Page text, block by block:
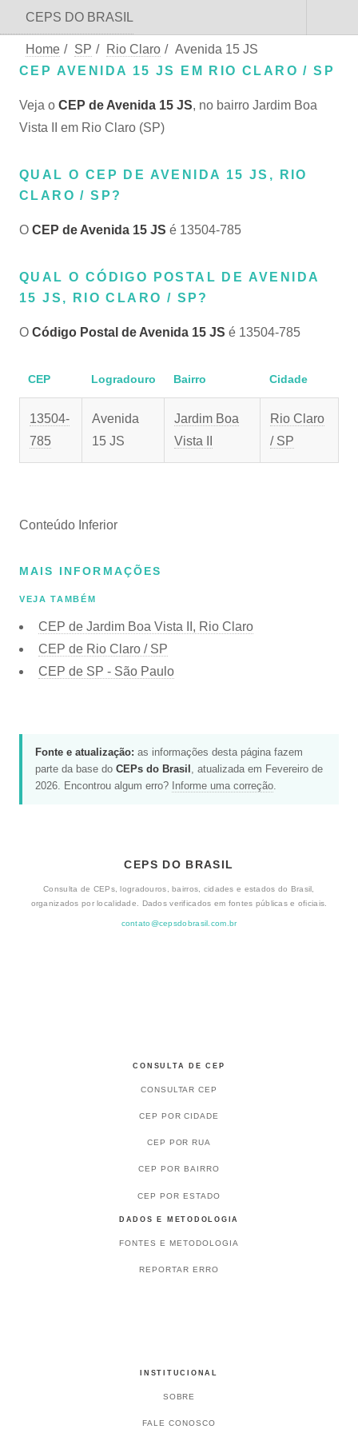
CEPS DO BRASIL
Home / SP / Rio Claro / Avenida 15 JS
CEP AVENIDA 15 JS EM RIO CLARO / SP
Veja o CEP de Avenida 15 JS, no bairro Jardim Boa
Vista II em Rio Claro (SP)
QUAL O CEP DE AVENIDA 15 JS, RIO
CLARO / SP?
O CEP de Avenida 15 JS é 13504-785
QUAL O CÓDIGO POSTAL DE AVENIDA
15 JS, RIO CLARO / SP?
O Código Postal de Avenida 15 JS é 13504-785
CEP Logradouro Bairro Cidade
13504-
785
Avenida
15 JS
Jardim Boa
Vista II
Rio Claro
/ SP
Conteúdo Inferior
MAIS INFORMAÇÕES
VEJA TAMBÉM
CEP de Jardim Boa Vista II, Rio Claro
CEP de Rio Claro / SP
CEP de SP - São Paulo
Fonte e atualização: as informações desta página fazem
parte da base do CEPs do Brasil , atualizada em Fevereiro de
2026. Encontrou algum erro? Informe uma correção.
CEPS DO BRASIL
Consulta de CEPs, logradouros, bairros, cidades e estados do Brasil,
organizados por localidade. Dados verificados em fontes públicas e oficiais.
contato@cepsdobrasil.com.br
CONSULTA DE CEP
CONSULTAR CEP
CEP POR CIDADE
CEP POR RUA
CEP POR BAIRRO
CEP POR ESTADO
DADOS E METODOLOGIA
FONTES E METODOLOGIA
REPORTAR ERRO
INSTITUCIONAL
SOBRE
FALE CONOSCO